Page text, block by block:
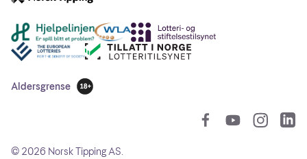
Andre lenker
Aldersgrense
18 år
© 2026 Norsk Tipping AS.